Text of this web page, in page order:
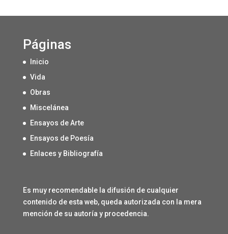
Páginas
Inicio
Vida
Obras
Miscelánea
Ensayos de Arte
Ensayos de Poesía
Enlaces y Bibliografía
Es muy recomendable la difusión de cualquier
contenido de esta web, queda autorizada con la mera
mención de su autoría y procedencia.